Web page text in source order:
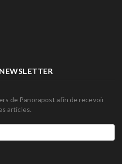
de Panorapost afin de recevoir
articles.